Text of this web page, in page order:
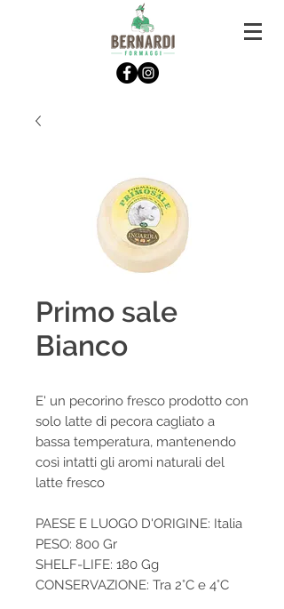
Primo sale
Bianco
E' un pecorino fresco prodotto con
solo latte di pecora cagliato a
bassa temperatura, mantenendo
così intatti gli aromi naturali del
latte fresco
PAESE E LUOGO D'ORIGINE: Italia
PESO: 800 Gr
SHELF-LIFE: 180 Gg
CONSERVAZIONE: Tra 2°C e 4°C